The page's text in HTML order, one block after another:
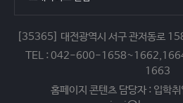
[35365] 대전광역시 서구 관저동로
TEL : 042-600-
1663
홈페이지 콘텐츠 담당자 : 입학